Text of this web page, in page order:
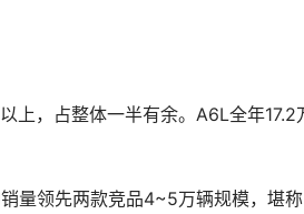
上，占整体一半有余。A6L全年17.2
量领先两款竞品4~5万辆规模，堪